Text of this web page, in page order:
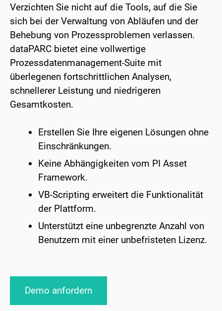
Verzichten Sie nicht auf die Tools, auf die Sie
sich bei der Verwaltung von Abläufen und der
Behebung von Prozessproblemen verlassen.
dataPARC bietet eine vollwertige
Prozessdatenmanagement-Suite mit
überlegenen fortschrittlichen Analysen,
schnellerer Leistung und niedrigeren
Gesamtkosten.
Erstellen Sie Ihre eigenen Lösungen ohne
Einschränkungen.
Keine Abhängigkeiten vom PI Asset
Framework.
VB-Scripting erweitert die Funktionalität
der Plattform.
Unterstützt eine unbegrenzte Anzahl von
Benutzern mit einer unbefristeten Lizenz.
Demo anfordern